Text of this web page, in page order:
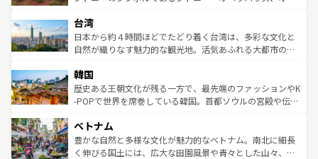
ならではの贅沢な旅のスタイルだ。 なお、新着のアメリカ
情報はコンテンツ一覧を参照してほしい。
れるおもてなしの心で訪れる人々を迎えてくれるハワイの
人々、おいしいローカルフードやハワイアンミュージッ
ク、伝統的なフラダンスなど、すべてがハワイの魅力を彩
ワイを、存分に味わってほしい。 なお、新着のハワイ情報
はコンテンツ一覧を参照してほしい。
リアリーフや大陸中央部にそびえるウルル（エアーズロッ
ク）、タスマニアの美しい原生林やケアンズの熱帯雨林な
ど、見どころがたくさん。また、カフェやワイン、オージ
いる。アクティビティも充実しており、サーフィンやダイ
ビング、ハイキングなど、アウトドア好きにはたまらな
い。オーストラリアの多彩な魅力を存分に味わいつくそ
参照してほしい。
台湾
日本から約４時間ほどでたどり着く台湾は、多彩な文化と
自然が織りなす魅力的な観光地。活気あふれる大都市の台
ン）、静ひつな山岳地帯である台湾東部など、都市の喧騒
と山間の静けさが共存しており、訪れる人に新しい発見と
驚きをもたらしてくれる。また、奥深い台湾の食文化も魅
容にもいいと評判のスイーツなど、バラエティ豊かな料理
が味わえる。 なお、新着の台湾情報は コンテンツ一覧を参
照してほしい。
韓国
歴史ある王朝文化が残る一方で、最先端のファッションやK
-POPで世界を席巻している韓国。首都ソウルの宮殿や伝統
き、地方に足を延ばせば四季折々の自然美を楽しむことが
できる。そして、キムチや焼肉、絶品のストリートフード
まで、さまざまな韓国料理が待っている。夜には、韓国な
ベトナム
豊かな自然と多様な文化が魅力的なベトナム。南北に細長
く伸びる国土には、広大な田園風景や青々とした山々、世